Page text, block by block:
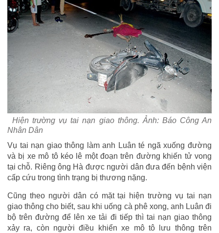
Hiện trường vụ tai nạn giao thông. Ảnh: Báo Công An
Nhân Dân
Vụ tai nạn giao thông làm anh Luân té ngã xuống đường
và bị xe mô tô kéo lê một đoạn trên đường khiến tử vong
tại chỗ. Riêng ông Hà được người dân đưa đến bệnh viện
cấp cứu trong tình trạng bị thương nặng.
Cũng theo người dân có mặt tại hiện trường vụ tai nạn
giao thông cho biết, sau khi uống cà phê xong, anh Luân đi
bộ trên đường để lên xe tải đi tiếp thì tai nạn giao thông
xảy ra, còn người điều khiển xe mô tô lưu thông trên